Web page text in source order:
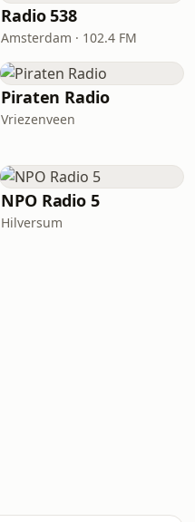
Radio 538
Amsterdam · 102.4 FM
Piraten Radio
Vriezenveen
NPO Radio 5
Hilversum